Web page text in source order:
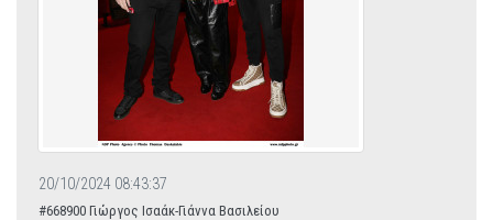
20/10/2024 08:43:37
#668900 Γιώργος Ισαάκ-Γιάννα Βασιλείου